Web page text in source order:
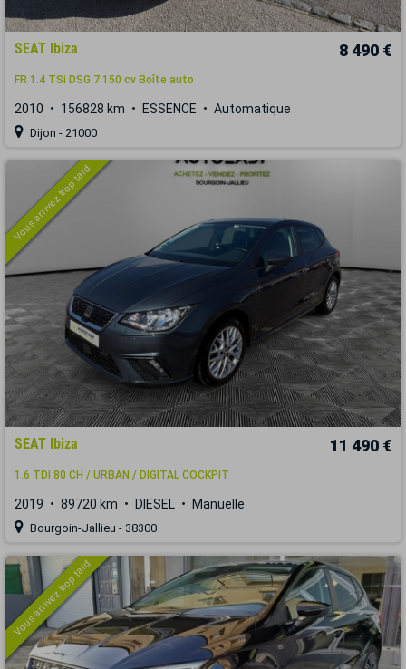
SEAT Ibiza 8 490 €
FR 1.4 TSi DSG 7 150 cv Boîte auto
2010 156828 km ESSENCE Automatique
Dijon - 21000
Vous arrivez trop tard
SEAT Ibiza 11 490 €
1.6 TDI 80 CH / URBAN / DIGITAL COCKPIT
2019 89720 km DIESEL Manuelle
Bourgoin-Jallieu - 38300
Vous arrivez trop tard